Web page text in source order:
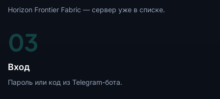
Horizon Frontier Fabric — сервер уже в списке.
03
Вход
Пароль или код из Telegram-бота.